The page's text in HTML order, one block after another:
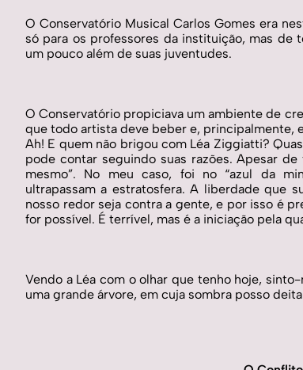
O Conservatório Musical Carlos Gomes era
só para os professores da instituição, mas de
um pouco além de suas juventudes.
O Conservatório propiciava um ambiente de
que todo artista deve beber e, principalmente,
Ah! E quem não brigou com Léa Ziggiatti?
pode contar seguindo suas razões. Apesar
mesmo”. No meu caso, foi no “azul da
ultrapassam a estratosfera. A liberdade que
nosso redor seja contra a gente, e por isso é
for possível. É terrível, mas é a iniciação pela
Vendo a Léa com o olhar que tenho hoje,
uma grande árvore, em cuja sombra posso